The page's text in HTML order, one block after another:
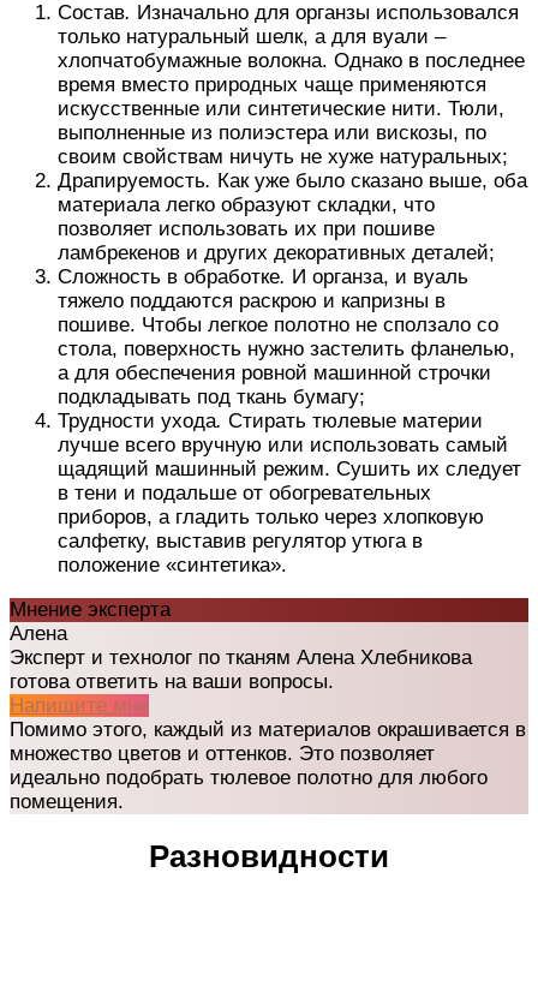
Состав. Изначально для органзы использовался
только натуральный шелк, а для вуали –
хлопчатобумажные волокна. Однако в последнее
время вместо природных чаще применяются
искусственные или синтетические нити. Тюли,
выполненные из полиэстера или вискозы, по
своим свойствам ничуть не хуже натуральных;
Драпируемость. Как уже было сказано выше, оба
материала легко образуют складки, что
позволяет использовать их при пошиве
ламбрекенов и других декоративных деталей;
Сложность в обработке. И органза, и вуаль
тяжело поддаются раскрою и капризны в
пошиве. Чтобы легкое полотно не сползало со
стола, поверхность нужно застелить фланелью,
а для обеспечения ровной машинной строчки
подкладывать под ткань бумагу;
Трудности ухода. Стирать тюлевые материи
лучше всего вручную или использовать самый
щадящий машинный режим. Сушить их следует
в тени и подальше от обогревательных
приборов, а гладить только через хлопковую
салфетку, выставив регулятор утюга в
положение «синтетика».
Мнение эксперта
Алена
Эксперт и технолог по тканям Алена Хлебникова
готова ответить на ваши вопросы.
Напишите мне
Помимо этого, каждый из материалов окрашивается в
множество цветов и оттенков. Это позволяет
идеально подобрать тюлевое полотно для любого
помещения.
Разновидности